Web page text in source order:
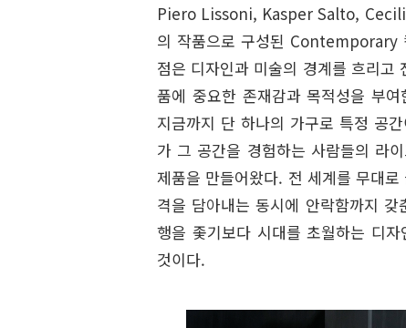
Piero Lissoni, Kasper Salto,
의 작품으로 구성된 Contemporary
점은 디자인과 미술의 경계를 흐리고
품에 중요한 존재감과 목적성을 부
지금까지 단 하나의 가구로 특정 공
가 그 공간을 경험하는 사람들의 라
제품을 만들어왔다. 전 세계를 무대
격을 담아내는 동시에 안락함까지
행을 좇기보다 시대를 초월하는 디
것이다.